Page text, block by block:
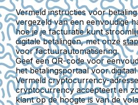
Vermeld instructies voor
vergezeld van een eenvoudige
hoe je je facturatie kunt
digitale betalingen, met onze
voor factuurautomatisering.
Geef een QR-code voor
het betalingsportaal voor
Vermeld cryptocurrency-
cryptocurrency accepteert en
klant op de hoogte is van de